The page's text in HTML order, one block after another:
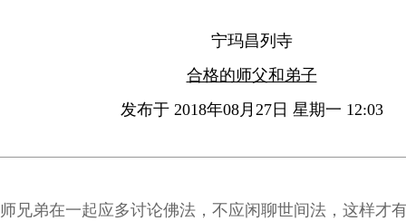
宁玛昌列寺
合格的师父和弟子
发布于 2018年08月27日 星期一 12:03
师兄弟在一起应多讨论佛法，不应闲聊世间法，这样才